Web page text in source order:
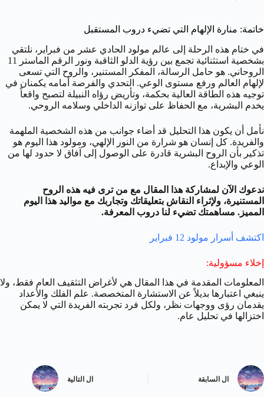
خاتمة: منارة الإلهام التي تضيء دروب المستقبل
في ختام هذه الرحلة إلى عالم مولود الحادي عشر من فبراير، نلتقي
بشخصية استثنائية تجمع بين رؤية الدلو الثاقبة ونور الرقم الماستر 11
الروحاني. هو حامل الرسالة، المفكر المستنير، والروح التي تسعى
لإلهام العالم ورفع مستوى الوعي. التحدي والفرصة أمامه يكمنان في
توجيه هذه الطاقة العالية بحكمة، وتأريض رؤاه النبيلة لتصبح واقعاً
يخدم البشرية، مع الحفاظ على توازنه الداخلي وسلامه الروحي.
نأمل أن يكون هذا التحليل قد أضاء جوانب من هذه الشخصية الملهمة
والفريدة. كل إنسان هو شرارة من النور الإلهي، ومولود هذا اليوم هو
تذكير بأن الروح البشرية قادرة على الوصول إلى آفاق لا حدود لها من
الوعي والإبداع.
ندعوك الآن لمشاركة هذا المقال مع من ترى فيه هذه الروح
المستنيرة، ولإثراء النقاش بتعليقاتك وتجاربك مع مواليد هذا اليوم
المميز. مساهمتك تضيء لنا دروب المعرفة.
اكتشف أسرار مولود 12 فبراير
إخلاء مسؤولية:
المعلومات المقدمة في هذا المقال هي لأغراض التثقيف العام فقط، ولا
ينبغي اعتبارها بديلاً عن الاستشارة المتخصصة. علم الفلك والأعداد
يقدمان رؤى ووجهات نظر، ولكل فرد تجربته الفريدة التي لا يمكن
اختزالها في تحليل عام.
ال السابقة ال التالية